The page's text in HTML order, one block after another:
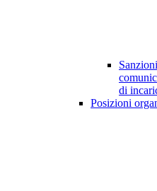
di
Posizioni